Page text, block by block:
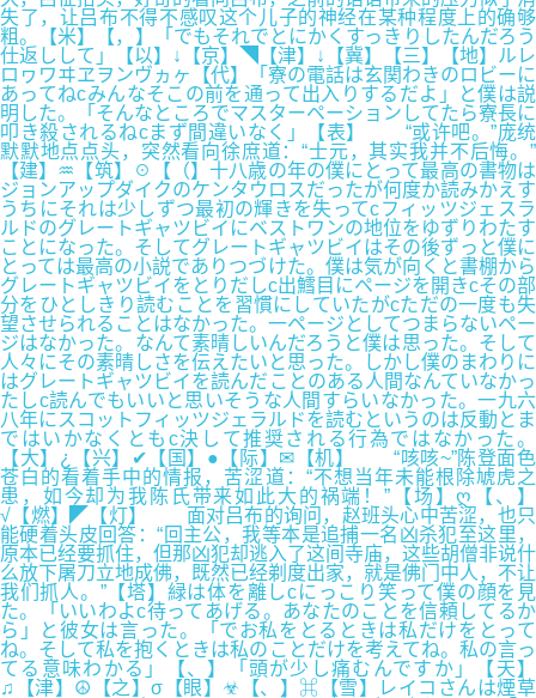
失了，让吕布不得不感叹这个儿子的神经在某种程度上的确够
粗。【米】【，】「でもそれでとにかくすっきりしたんだろう
仕返しして」【以】↓【京】◥【津】↓【冀】【三】【地】ルレ
ロヮワヰヱヲンヴヵヶ【代】「寮の電話は玄関わきのロビーに
あってねcみんなそこの前を通って出入りするだよ」と僕は説
明した。「そんなところでマスターペーションしてたら寮長に
叩き殺されるねcまず間違いなく」【表】 “或许吧。”庞统
默默地点点头，突然看向徐庶道：“士元，其实我并不后悔。”
【建】♒【筑】☉【（】十八歳の年の僕にとって最高の書物は
ジョンアップダイクのケンタウロスだったが何度か読みかえす
うちにそれは少しずつ最初の輝きを失ってcフィッツジェスラ
ルドのグレートギャツビイにベストワンの地位をゆずりわたす
ことになった。そしてグレートギャツビイはその後ずっと僕に
とっては最高の小説でありつづけた。僕は気が向くと書棚から
グレートギャツビイをとりだしc出鱈目にページを開きcその部
分をひとしきり読むことを習慣にしていたがcただの一度も失
望させられることはなかった。一ページとしてつまらないペー
ジはなかった。なんて素晴しいんだろうと僕は思った。そして
人々にその素晴しさを伝えたいと思った。しかし僕のまわりに
はグレートギャツビイを読んだことのある人間なんていなかっ
たしc読んでもいいと思いそうな人間すらいなかった。一九六
八年にスコットフィッツジェラルドを読むというのは反動とま
ではいかなくともc決して推奨される行為ではなかった。
【大】¿【兴】✔【国】●【际】✉【机】 “咳咳~”陈登面色
苍白的看着手中的情报，苦涩道：“不想当年未能根除虓虎之
患，如今却为我陈氏带来如此大的祸端！”【场】ღ【、】
√【燃】◤【灯】 面对吕布的询问，赵班头心中苦涩，也只
能硬着头皮回答：“回主公，我等本是追捕一名凶杀犯至这里，
原本已经要抓住，但那凶犯却逃入了这间寺庙，这些胡僧非说什
么放下屠刀立地成佛，既然已经剃度出家，就是佛门中人，不让
我们抓人。”【塔】緑は体を離しcにっこり笑って僕の顔を見
た。「いいわよc待ってあげる。あなたのことを信頼してるか
ら」と彼女は言った。「でお私をとるときは私だけをとって
ね。そして私を抱くときは私のことだけを考えてね。私の言っ
てる意味わかる」【、】「頭が少し痛むんですか」【天】
♫【津】☮【之】σ【眼】☣【、】⌘【雪】レイコさんは煙草